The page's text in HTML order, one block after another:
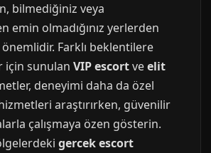
bilmediğiniz veya
emin olmadığınız yerlerden
Farklı beklentilere
için sunulan VIP escortveelit
deneyimi daha da özel
araştırırken, güvenilir
çalışmaya özen gösterin.
gercek escort